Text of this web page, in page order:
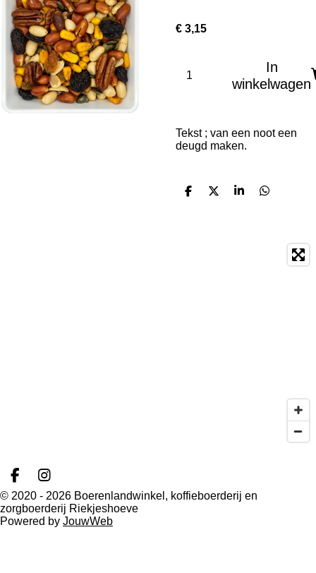
€ 3,15
In
winkelwagen
Tekst ; van een noot een
deugd maken.
D
D
S
D
F
a
c
e
I
n
s
t
© 2020 - 2026 Boerenlandwinkel, koffieboerderij en
zorgboerderij Riekjeshoeve
Powered by JouwWeb